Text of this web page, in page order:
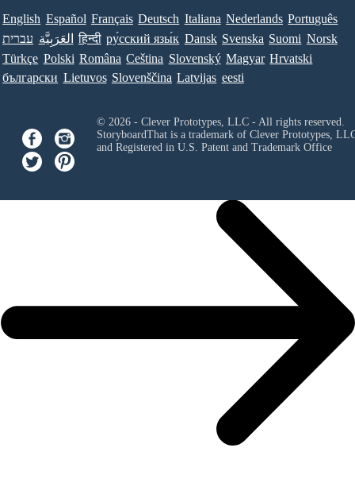
English Español Français Deutsch Italiana Nederlands Português
עברית العَرَبِيَّة हिन्दी ру́сский язы́к Dansk Svenska Suomi Norsk
Türkçe Polski Româna Ceština Slovenský Magyar Hrvatski
български Lietuvos Slovenščina Latvijas eesti
© 2026 - Clever Prototypes, LLC - All rights reserved.
StoryboardThat is a trademark of Clever Prototypes,
and Registered in U.S. Patent and Trademark Office